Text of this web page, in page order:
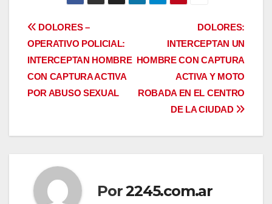
Navegación
de
entradas
DOLORES:
INTERCEPTAN UN
HOMBRE CON CAPTURA
ACTIVA Y MOTO
ROBADA EN EL CENTRO
DE LA CIUDAD
DOLORES –
OPERATIVO POLICIAL:
INTERCEPTAN HOMBRE
CON CAPTURA ACTIVA
POR ABUSO SEXUAL
Por2245.com.ar